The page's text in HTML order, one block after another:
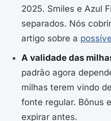
2025. Smiles e Azul
separados. Nós
artigo sobre a
A validade das
padrão agora
milhas terem vindo
fonte regular. Bônus
expirar antes.